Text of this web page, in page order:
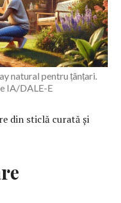
natural pentru țânțari.
IA/DALE-E
din sticlă curată și